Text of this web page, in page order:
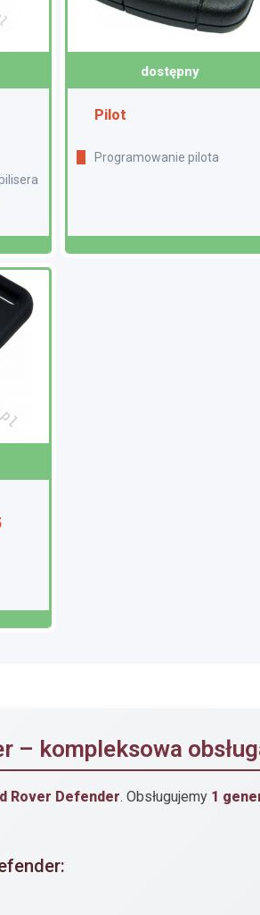
dostępny
Pilot
Programowanie pilota
– kompleksowa
Rover Defender. Obsługujemy 1